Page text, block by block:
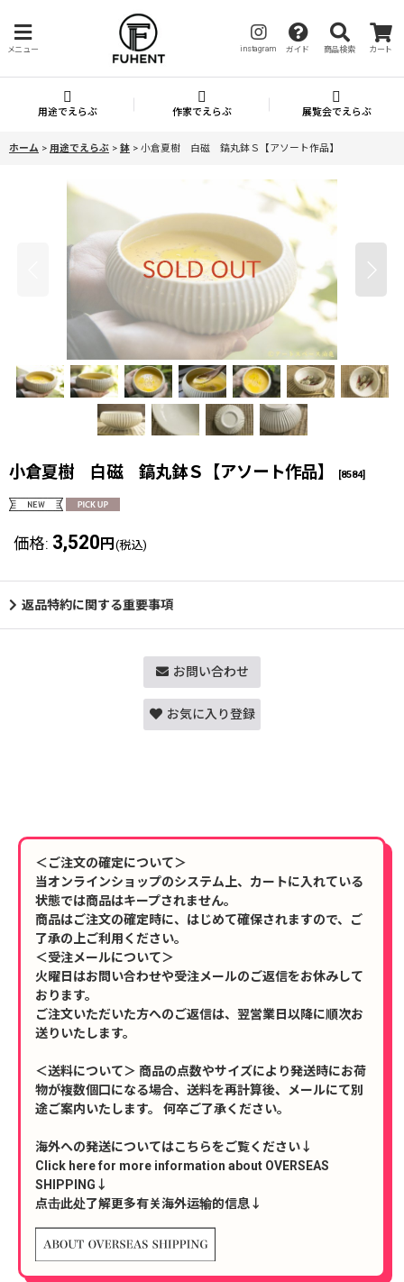
メニュー instagram ガイド 商品検索 カート
用途でえらぶ 作家でえらぶ 展覧会でえらぶ
ホーム > 用途でえらぶ > 鉢 > 小倉夏樹 白磁 鎬丸鉢Ｓ【アソート作品】
小倉夏樹 白磁 鎬丸鉢Ｓ【アソート作品】 [8584]
価格: 3,520 円 (税込)
返品特約に関する重要事項
お問い合わせ
お気に入り登録
＜ご注文の確定について＞
当オンラインショップのシステム上、カートに入れている
状態では商品はキープされません。
商品はご注文の確定時に、はじめて確保されますので、ご
了承の上ご利用ください。
＜受注メールについて＞
火曜日はお問い合わせや受注メールのご返信をお休みして
おります。
ご注文いただいた方へのご返信は、翌営業日以降に順次お
送りいたします。
＜送料について＞ 商品の点数やサイズにより発送時にお荷
物が複数個口になる場合、送料を再計算後、メールにて別
途ご案内いたします。 何卒ご了承ください。
海外への発送についてはこちらをご覧ください↓
Click here for more information about OVERSEAS
SHIPPING↓
点击此处了解更多有关海外运输的信息↓